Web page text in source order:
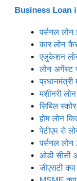
Business Loan
पर्सनल लोन
कार लोन
एजुकेशन
लोन अगेंस्ट
प्रधानमंत्री
मशीनरी
सिबिल
होम लोन
पेटीएम से
पर्सनल लोन
ओडी सीसी
जीएसटी